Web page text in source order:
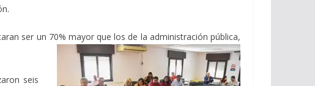
ser un 70% mayor que los de la administración pública,
seis